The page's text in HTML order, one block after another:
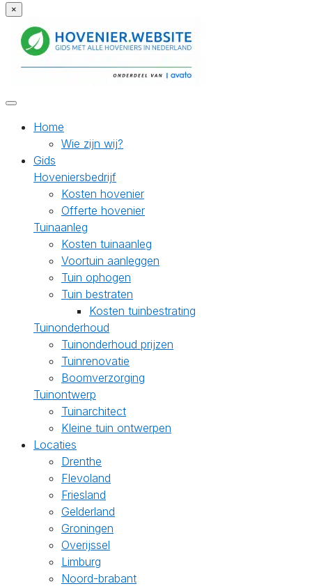
×
Home
Wie zijn wij?
Gids
Hoveniersbedrijf
Kosten hovenier
Offerte hovenier
Tuinaanleg
Kosten tuinaanleg
Voortuin aanleggen
Tuin ophogen
Tuin bestraten
Kosten tuinbestrating
Tuinonderhoud
Tuinonderhoud prijzen
Tuinrenovatie
Boomverzorging
Tuinontwerp
Tuinarchitect
Kleine tuin ontwerpen
Locaties
Drenthe
Flevoland
Friesland
Gelderland
Groningen
Overijssel
Limburg
Noord-brabant